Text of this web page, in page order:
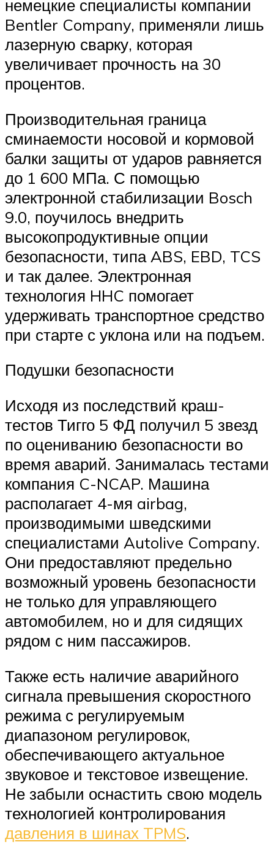
немецкие специалисты компании
Bentler Company, применяли лишь
лазерную сварку, которая
увеличивает прочность на 30
процентов.
Производительная граница
сминаемости носовой и кормовой
балки защиты от ударов равняется
до 1 600 МПа. С помощью
электронной стабилизации Bosch
9.0, поучилось внедрить
высокопродуктивные опции
безопасности, типа ABS, EBD, TCS
и так далее. Электронная
технология HHC помогает
удерживать транспортное средство
при старте с уклона или на подъем.
Подушки безопасности
Исходя из последствий краш-
тестов Тигго 5 ФД получил 5 звезд
по оцениванию безопасности во
время аварий. Занималась тестами
компания C-NCAP. Машина
располагает 4-мя airbag,
производимыми шведскими
специалистами Autolive Company.
Они предоставляют предельно
возможный уровень безопасности
не только для управляющего
автомобилем, но и для сидящих
рядом с ним пассажиров.
Также есть наличие аварийного
сигнала превышения скоростного
режима с регулируемым
диапазоном регулировок,
обеспечивающего актуальное
звуковое и текстовое извещение.
Не забыли оснастить свою модель
технологией контролирования
давления в шинах TPMS.